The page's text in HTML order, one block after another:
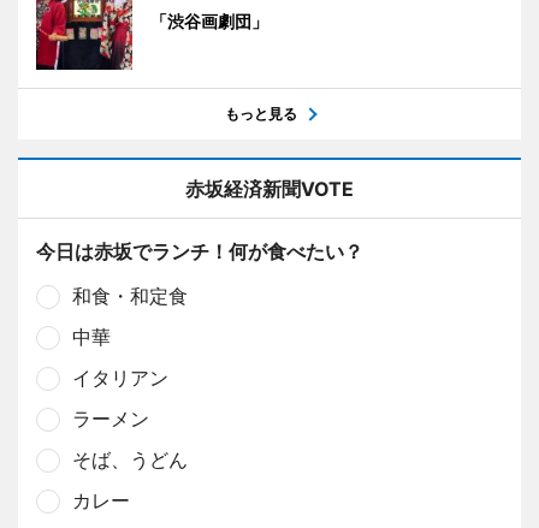
「渋谷画劇団」
もっと見る
赤坂経済新聞VOTE
今日は赤坂でランチ！何が食べたい？
和食・和定食
中華
イタリアン
ラーメン
そば、うどん
カレー